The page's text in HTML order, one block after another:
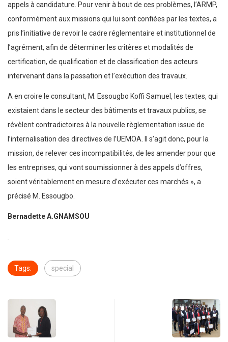
appels à candidature. Pour venir à bout de ces problèmes, l’ARMP,
conformément aux missions qui lui sont confiées par les textes, a
pris l’initiative de revoir le cadre réglementaire et institutionnel de
l’agrément, afin de déterminer les critères et modalités de
certification, de qualification et de classification des acteurs
intervenant dans la passation et l’exécution des travaux.
A en croire le consultant, M. Essougbo Koffi Samuel, les textes, qui
existaient dans le secteur des bâtiments et travaux publics, se
révèlent contradictoires à la nouvelle règlementation issue de
l’internalisation des directives de l’UEMOA. Il s’agit donc, pour la
mission, de relever ces incompatibilités, de les amender pour que
les entreprises, qui vont soumissionner à des appels d’offres,
soient véritablement en mesure d’exécuter ces marchés », a
précisé M. Essougbo.
Bernadette A.GNAMSOU
Tags: special